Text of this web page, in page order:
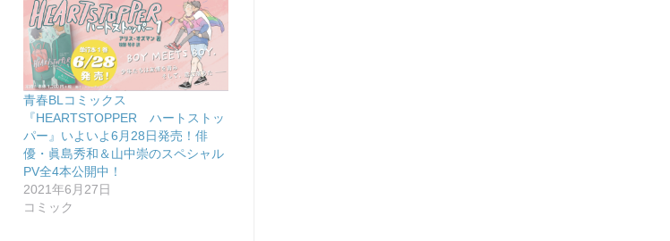
青春BLコミックス
『HEARTSTOPPER ハートストッ
パー』いよいよ6月28日発売！俳
優・眞島秀和＆山中崇のスペシャル
PV全4本公開中！
2021年6月27日
コミック